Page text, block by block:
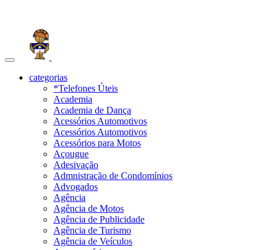
Toggle
navigationcategorias
*Telefones Úteis
Academia
Academia de Dança
Acessórios Automotivos
Acessórios Automotivos
Acessórios para Motos
Açougue
Adesivação
Admnistração de Condomínios
Advogados
Agência
Agência de Motos
Agência de Publicidade
Agência de Turismo
Agência de Veículos